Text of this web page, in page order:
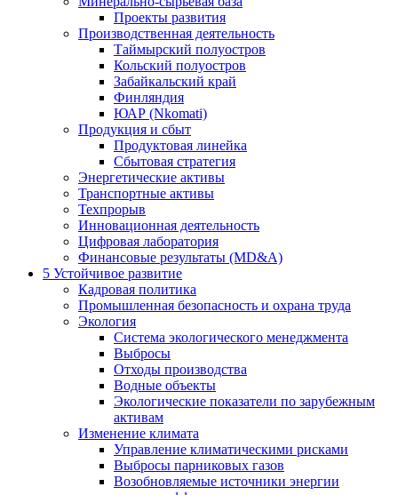
Проекты развития
Производственная деятельность
Таймырский полуостров
Кольский полуостров
Забайкальский край
Финляндия
ЮАР (Nkomati)
Продукция и сбыт
Продуктовая линейка
Сбытовая стратегия
Энергетические активы
Транспортные активы
Техпрорыв
Инновационная деятельность
Цифровая лаборатория
Финансовые результаты (MD&A)
5 Устойчивое развитие
Кадровая политика
Промышленная безопасность и охрана труда
Экология
Система экологического менеджмента
Выбросы
Отходы производства
Водные объекты
Экологические показатели по зарубежным
активам
Изменение климата
Управление климатическими рисками
Выбросы парниковых газов
Возобновляемые источники энергии